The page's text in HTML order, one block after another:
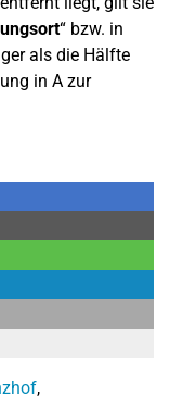
“ bzw. in
als die Hälfte
in A zur
,